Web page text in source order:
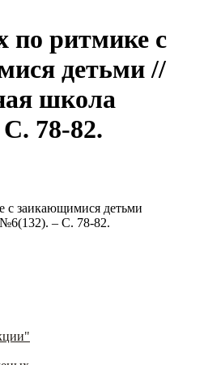
по ритмике с
детьми //
школа
78-82.
с заикающимися детьми
– С. 78-82.